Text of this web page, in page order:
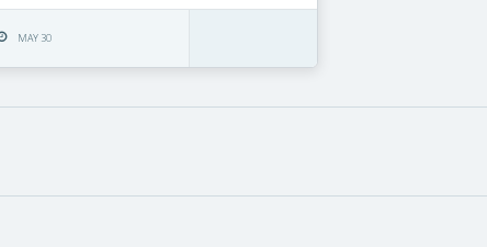
MAY 30